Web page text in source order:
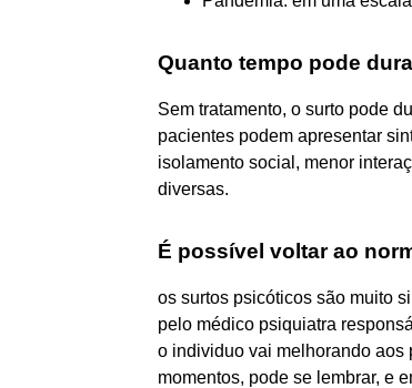
Quanto tempo pode
Sem tratamento, o surto pode
pacientes podem apresentar
isolamento social, menor
diversas.
É possível voltar ao
os surtos psicóticos são muito
pelo médico psiquiatra
o individuo vai melhorando aos
momentos, pode se lembrar, e